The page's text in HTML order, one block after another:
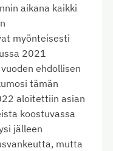
aikana kaikki
myönteisesti
2021
ehdollisen
tämän
aloitettiin asian
koostuvassa
jälleen
mutta